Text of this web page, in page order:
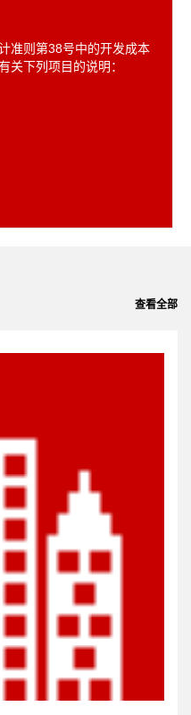
准则第38号中的开发成本
关下列项目的说明：
查看全部